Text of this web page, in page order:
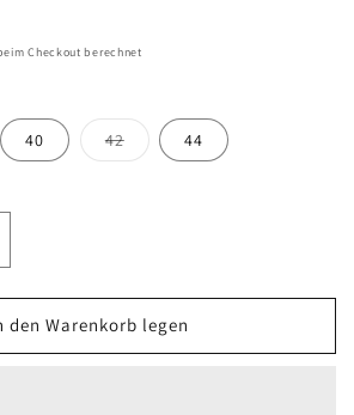
Checkout berechnet
40 42Variante
ausverkauft
44
den Warenkorb legen